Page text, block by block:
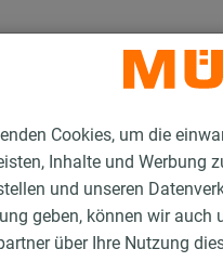
Cookies, um die
Inhalte und Werbung
und unseren
geben, können wir auch
über Ihre Nutzung
RTN+ Typ 2 und 4